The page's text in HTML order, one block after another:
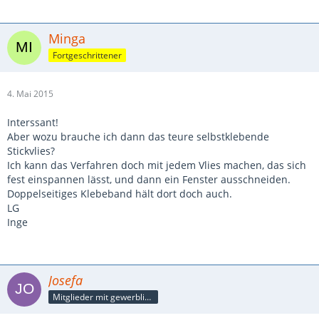
Minga
Fortgeschrittener
4. Mai 2015
Interssant!
Aber wozu brauche ich dann das teure selbstklebende
Stickvlies?
Ich kann das Verfahren doch mit jedem Vlies machen, das sich
fest einspannen lässt, und dann ein Fenster ausschneiden.
Doppelseitiges Klebeband hält dort doch auch.
LG
Inge
Josefa
Mitglieder mit gewerblicher Verbindung, auch als Mitarbeiter/in